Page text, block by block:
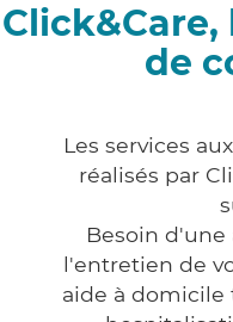
de
Les services
réalisés par
Besoin
l'entretien de
aide à domicile